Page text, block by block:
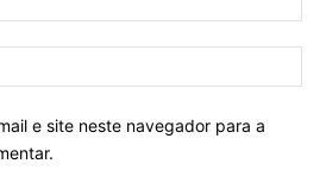
e site neste navegador para a